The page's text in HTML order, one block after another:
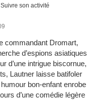
Suivre son activité
commandant Dromart,
d’espions asiatiques
d’une intrigue biscornue,
Lautner laisse batifoler
bon-enfant enrobe
d’une comédie légère